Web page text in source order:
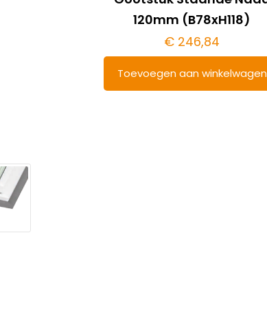
120mm (B78xH118)
€ 246,84
Toevoegen aan winkelwagen